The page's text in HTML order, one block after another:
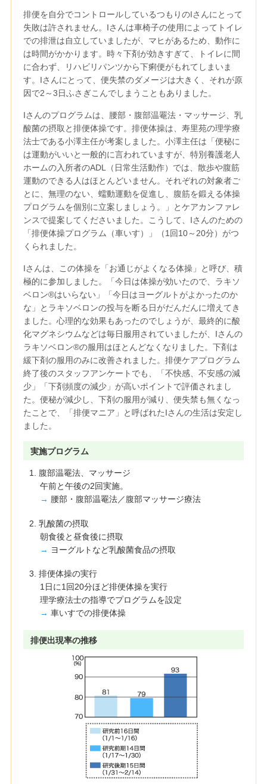
排便を自分でコントロールしているつもりのIさんにとって
失敗は許されません。Iさんは車椅子の使用によってトイレ
での排泄は自立していましたが、マヒがあるため、動作に
は時間がかかります。時々下剤が効きすぎて、トイレに間
に合わず、リハビリパンツから下痢便がもれてしまいま
す。Iさんにとって、便失禁のダメージは大きく、それが原
因で2～3日ふさぎこんでしまうこともありました。
Iさんのプログラムは、腰部・腹部温罨法・マッサージ、乳
酸菌の摂取と排便体操です。排便体操は、寿里苑の理学療
法士である小澤主任が考案しました。小澤主任は「便秘に
は運動がいいと一般的に言われていますが、特別養護老人
ホームの入所者のADL（日常生活動作）では、散歩や腹筋
運動のできる人はほとんどいません。それぞれの対象者ご
とに、無理のない、蠕動運動を促進し、腹筋を鍛える体操
プログラムを個別に立案しましょう。」とケアカンファレ
ンスで提案してくださいました。こうして、Iさんのための
「排便体操プログラム（車いす）」（1回10～20分）がつ
くられました。
Iさんは、この体操を「お通じがよくなる体操」と呼び、積
極的に参加しました。「今日は体操が効いたので、ラキソ
ベロン®はいらない」「今日はヨーグルトがよかったのか
な」とラキソベロンの投与を断る日がだんだんに増えてき
ました。心理的な効果もあったのでしょうが、最終的に酸
化マグネシウムなどは毎日服用されていましたが、Iさんの
ラキソベロン®の服用はほとんどなくなりました。下剤は
緩下剤の服用のみに改善されました。排便ケアプログラム
終了後のスタッフアンケートでも、「不快感、不安感の減
少」「下剤頻度の減少」が高いポイントで評価されまし
た。便秘が減少し、下剤の服用が減り、便失禁も無くなっ
たことで、「排便マニア」と呼ばれたIさんの生活は安定し
ました。
実施プログラム
1. 腹部温罨法、マッサージ
午前と午後の2回実施。
→ 腰部・腹部温罨法／腹部マッサージ療法
2. 乳酸菌の摂取
朝食後と昼食後に摂取
→ ヨーグルトなど乳酸菌食品の摂取
3. 排便体操の実行
1日に1回20分ほど排便体操を実行
理学療法士の指導でプログラムを設定
→ 車いすでの排便体操
排便出現率の推移